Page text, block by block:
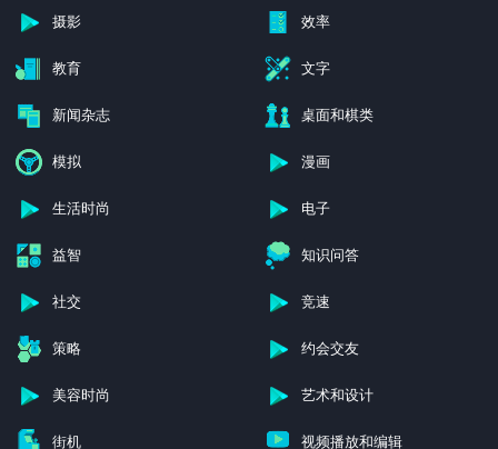
摄影 效率
教育 文字
新闻杂志 桌面和棋类
模拟 漫画
生活时尚 电子
益智 知识问答
社交 竞速
策略 约会交友
美容时尚 艺术和设计
街机 视频播放和编辑